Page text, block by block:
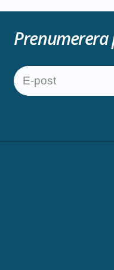
Prenumerera